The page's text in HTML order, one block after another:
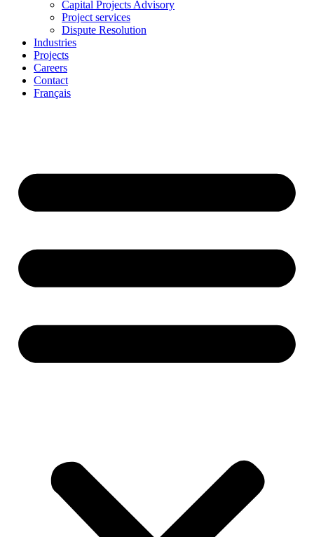
Capital Projects Advisory
Project services
Dispute Resolution
Industries
Projects
Careers
Contact
Français